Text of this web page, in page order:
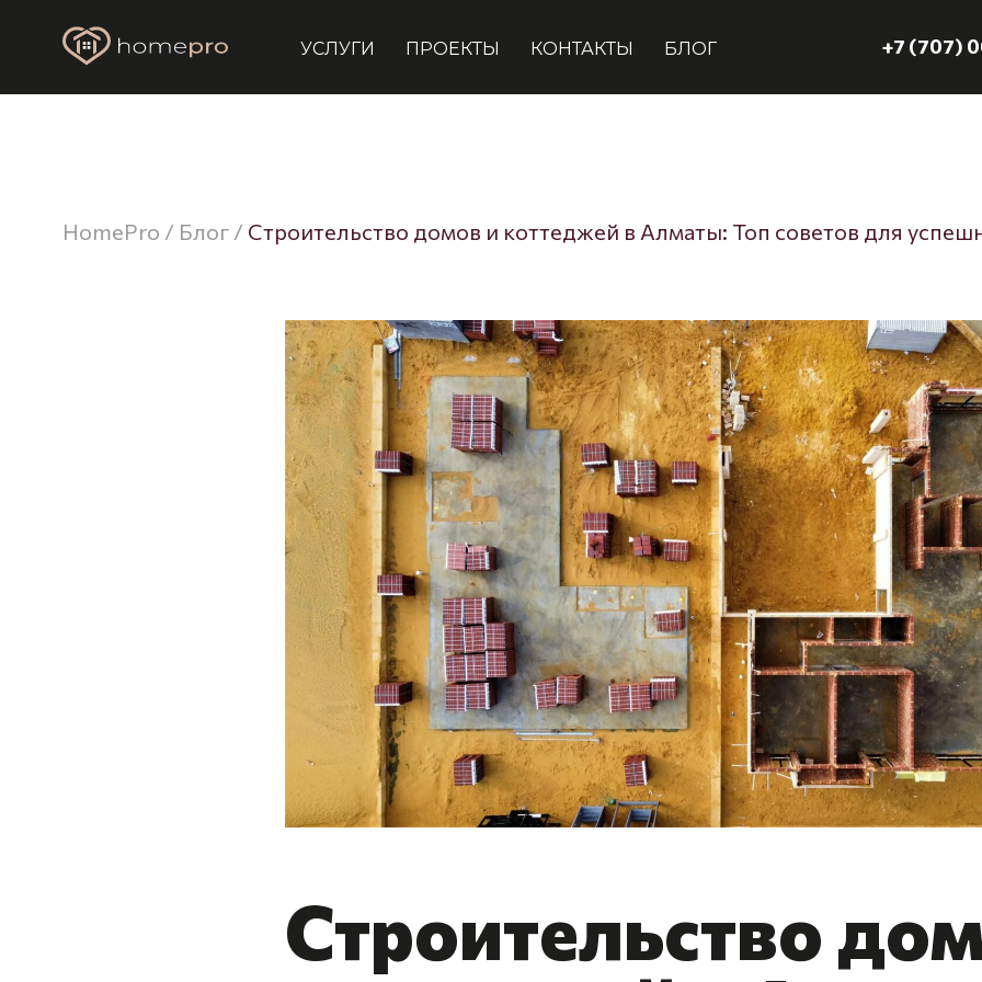
УСЛУГИ ПРОЕКТЫ КОНТАКТЫ БЛОГ +7 (707)
HomePro / Блог / Строительство домов и коттеджей в Алматы: Топ советов для
Строительство